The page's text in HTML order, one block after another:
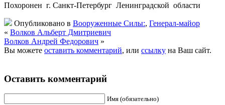
Похоронен г. Санкт-Петербург Ленинградской области
Опубликовано в Вооруженные Силы:, Генерал-майор
« Волков Альберт Дмитриевич
Волков Андрей Федорович »
Вы можете оставить комментарий, или ссылку на Ваш сайт.
Оставить комментарий
Имя (обязательно)